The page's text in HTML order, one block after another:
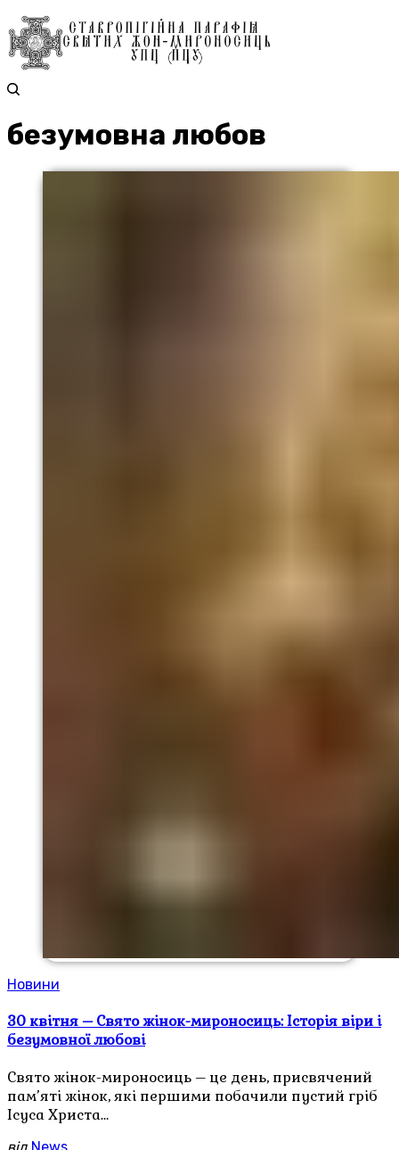
безумовна любов
Новини
30 квітня – Свято жінок-мироносиць: Історія віри і
безумовної любові
Свято жінок-мироносиць – це день, присвячений
пам’яті жінок, які першими побачили пустий гріб
Ісуса Христа…